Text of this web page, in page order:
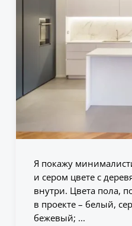
Я покажу
и сером цвете с
внутри. Цвета пола,
в проекте – белый,
бежевый; ...